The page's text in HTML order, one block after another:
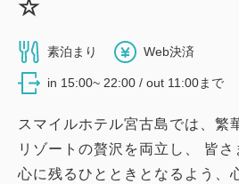
19.44m
☆
素泊まり Web決済
in 15:00~ 22:00 / out 11:00まで
スマイルホテル宮古島では、繁
リゾートの贅沢を両立し、 皆
心に残るひとときとなるよう、